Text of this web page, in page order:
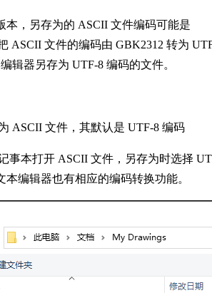
本，另存为的 ASCII 文件编码可能是
ASCII 文件的编码由 GBK2312 转为
辑器另存为 UTF-8 编码的文件。
ASCII 文件，其默认是 UTF-8 编码
事本打开 ASCII 文件，另存为时选择
本编辑器也有相应的编码转换功能。